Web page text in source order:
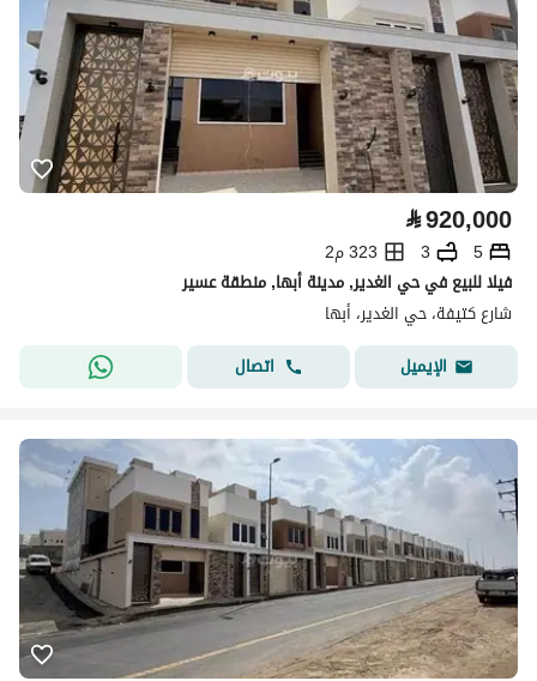
⃁920,000
5
3
323 م2
فيلا للبيع في حي الغدير, مدينة أبها, منطقة عسير
شارع كتيفة، حي الغدير، أبها
الإيميل
اتصال